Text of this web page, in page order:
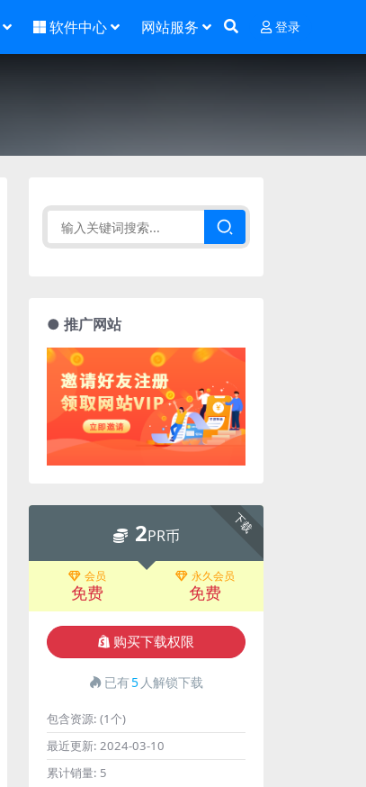
软件中心 网站服务 登录
● 推广网站
下载
2PR币
会员
免费
永久会员
免费
购买下载权限
已有5 人解锁下载
包含资源: (1个)
最近更新: 2024-03-10
累计销量: 5